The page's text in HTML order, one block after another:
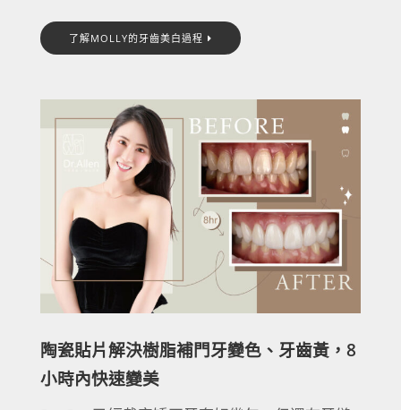
了解MOLLY的牙齒美白過程
陶瓷貼片解決樹脂補門牙變色、牙齒黃，8
小時內快速變美